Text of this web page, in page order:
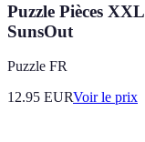
Puzzle Pièces
SunsOut
Puzzle FR
12.95 EURVoir le prix